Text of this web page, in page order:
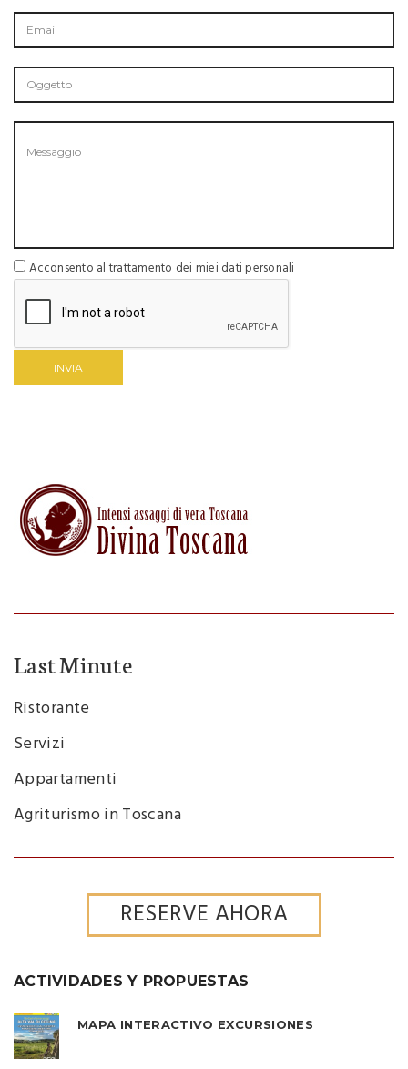
Acconsento al trattamento dei miei dati personali
Last Minute
Ristorante
Servizi
Appartamenti
Agriturismo in Toscana
RESERVE AHORA
ACTIVIDADES Y PROPUESTAS
MAPA INTERACTIVO EXCURSIONES